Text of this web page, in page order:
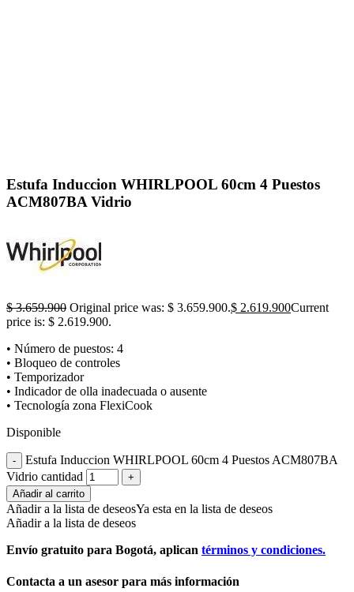
Estufa Induccion WHIRLPOOL 60cm 4 Puestos
ACM807BA Vidrio
$3.659.900 Original price was: $ 3.659.900.$ 2.619.900Current
price is: $ 2.619.900.
• Número de puestos: 4
• Bloqueo de controles
• Temporizador
• Indicador de olla inadecuada o ausente
• Tecnología zona FlexiCook
Disponible
Estufa Induccion WHIRLPOOL 60cm 4 Puestos ACM807BA
Vidrio cantidad
Añadir al carrito
Añadir a la lista de deseosYa esta en la lista de deseos
Añadir a la lista de deseos
Envío gratuito para Bogotá, aplican términos y condiciones.
Contacta a un asesor para más información